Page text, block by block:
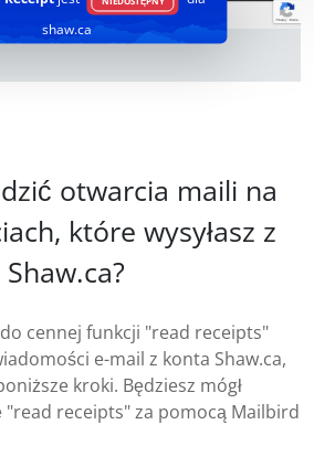
shaw.ca
otwarcia maili na
które wysyłasz z
Shaw.ca?
cennej funkcji "read receipts"
e-mail z konta Shaw.ca,
kroki. Będziesz mógł
receipts" za pomocą Mailbird